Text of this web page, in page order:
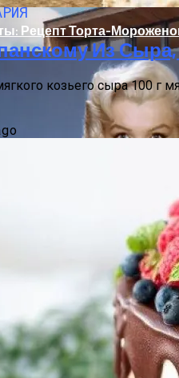
Расходов На
Рецепт Торта-
Тренды И Звезды
Из
козьего сыра 100 г